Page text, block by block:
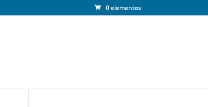
0 elementos